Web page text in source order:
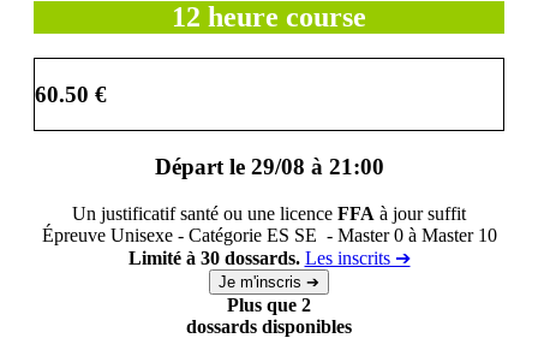
12 heure course
60.50 €
Départ le 29/08 à 21:00
Un justificatif santé ou une licence FFA à jour suffit
Épreuve Unisexe - Catégorie ES SE - Master 0 à Master 10
Limité à 30 dossards. Les inscrits ➔
Plus que 2
dossards disponibles